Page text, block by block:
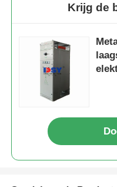
AIS Air Insulated
GIS Gas geïsoleerde
Solid geïsoleerde
Krijg de